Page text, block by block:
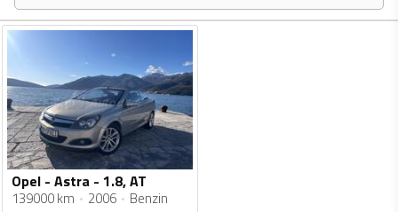
Opel - Astra - 1.8, AT
139000 km 2006 Benzin